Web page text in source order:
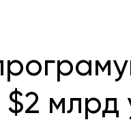
млрд